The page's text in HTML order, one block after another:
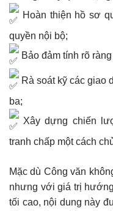
Hoàn thiện hồ sơ
quyền nội bộ;
Bảo đảm tính rõ
Rà soát kỹ các giao
ba;
Xây dựng chiến
tranh chấp một cách
Mặc dù Công văn
nhưng với giá trị
tối cao, nội dung này